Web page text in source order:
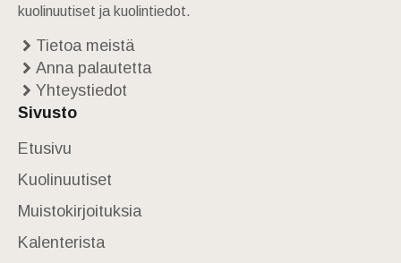
kuolinuutiset ja kuolintiedot.
Tietoa meistä
Anna palautetta
Yhteystiedot
Sivusto
Etusivu
Kuolinuutiset
Muistokirjoituksia
Kalenterista